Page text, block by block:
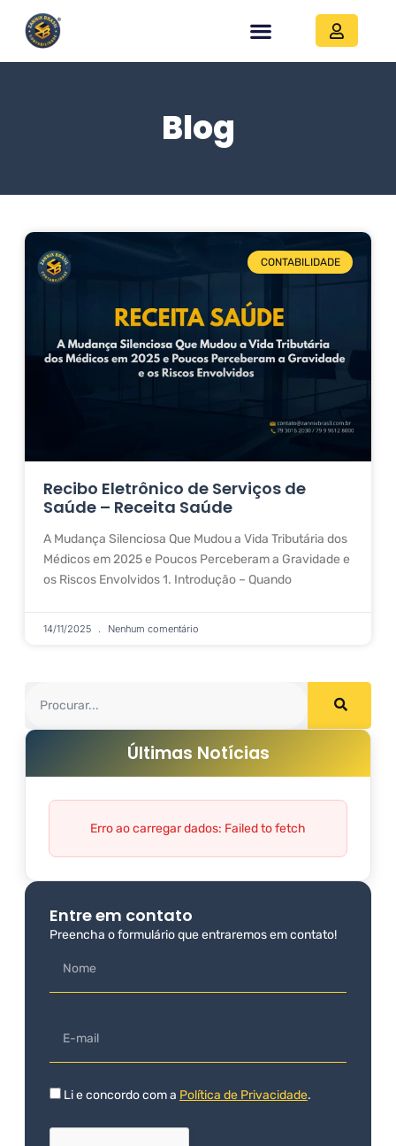
Blog
CONTABILIDADE
Recibo Eletrônico de Serviços de
Saúde – Receita Saúde
A Mudança Silenciosa Que Mudou a Vida Tributária dos
Médicos em 2025 e Poucos Perceberam a Gravidade e
os Riscos Envolvidos 1. Introdução – Quando
14/11/2025 Nenhum comentário
Últimas Notícias
Erro ao carregar dados: Failed to fetch
Entre em contato
Preencha o formulário que entraremos em contato!
Li e concordo com a Política de Privacidade.